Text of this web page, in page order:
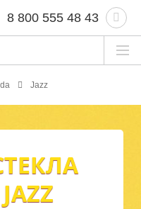
8 800 555 48 43
Jazz